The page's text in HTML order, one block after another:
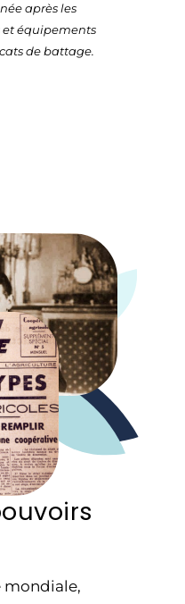
après les
et équipements
de battage.
mondiale,